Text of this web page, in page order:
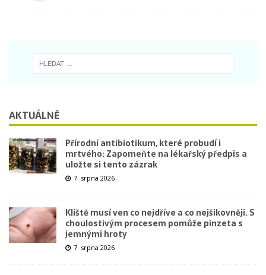
AKTUÁLNĚ
Přírodní antibiotikum, které probudí i
mrtvého: Zapomeňte na lékařský předpis a
uložte si tento zázrak
7. srpna 2026
Klíště musí ven co nejdříve a co nejšikovněji. S
choulostivým procesem pomůže pinzeta s
jemnými hroty
7. srpna 2026